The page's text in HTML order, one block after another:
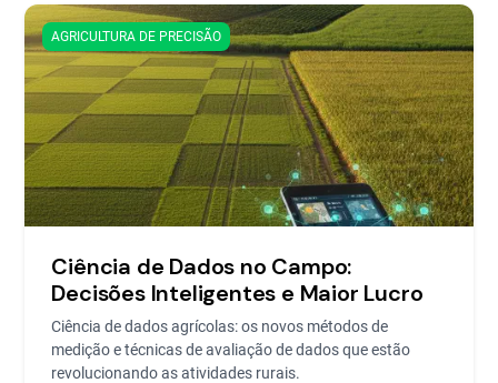
AGRICULTURA DE PRECISÃO
Ciência de Dados no Campo:
Decisões Inteligentes e Maior Lucro
Ciência de dados agrícolas: os novos métodos de
medição e técnicas de avaliação de dados que estão
revolucionando as atividades rurais.